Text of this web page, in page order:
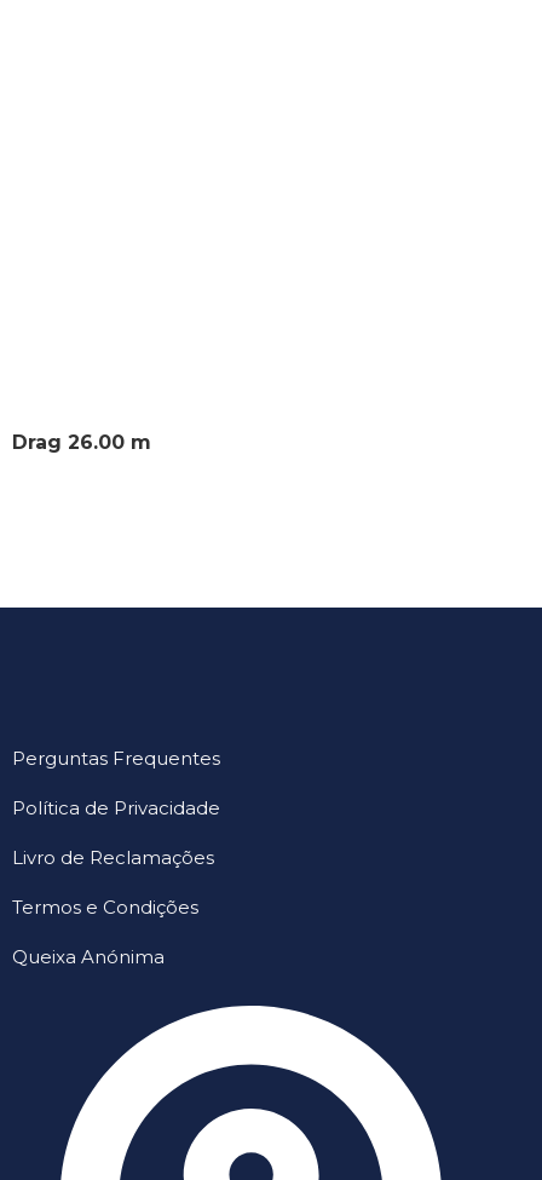
Drag 26.00 m
Perguntas Frequentes
Política de Privacidade
Livro de Reclamações
Termos e Condições
Queixa Anónima